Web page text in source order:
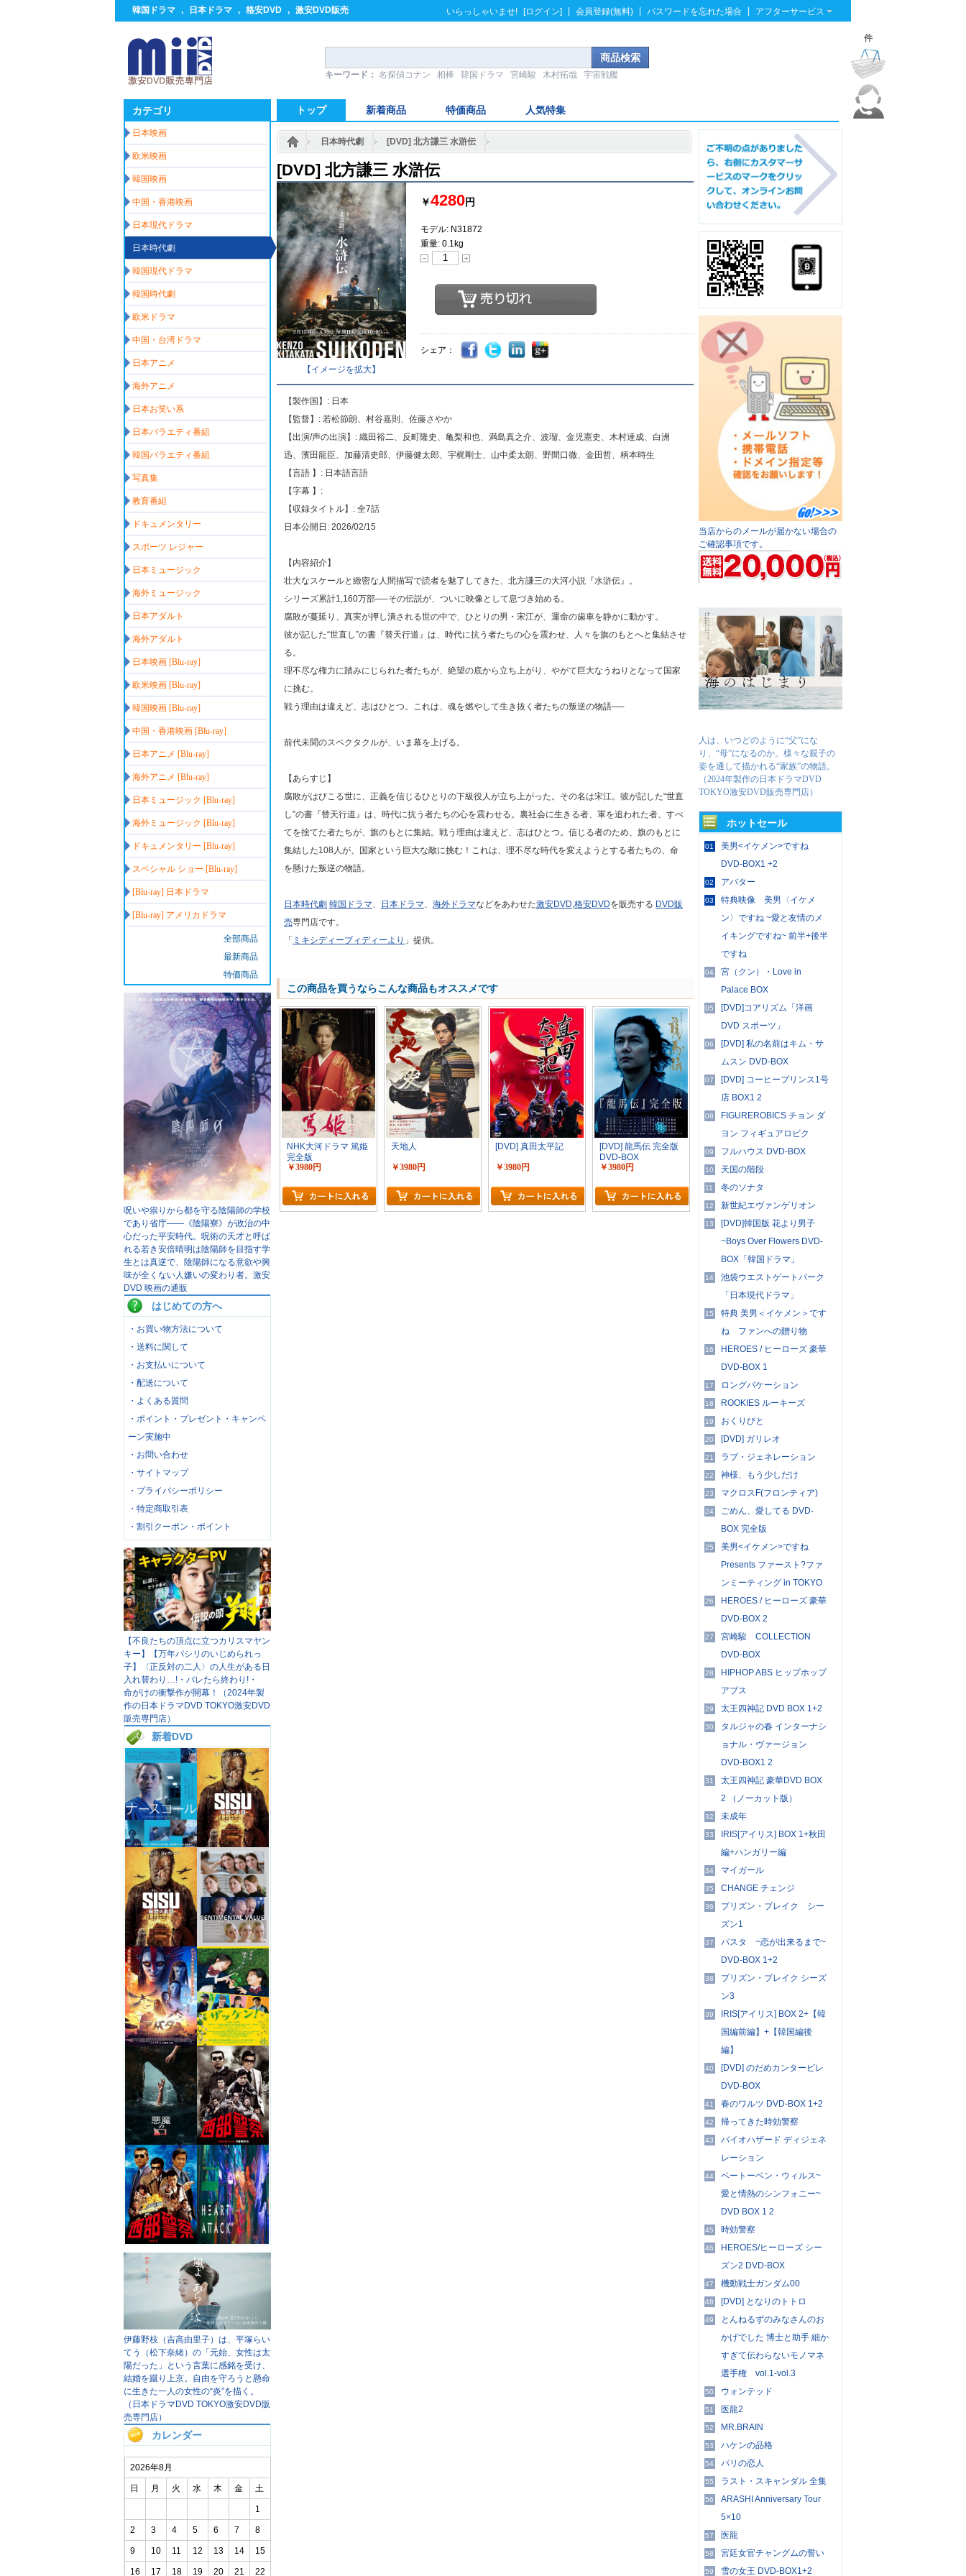
韓国ドラマ , 日本ドラマ , 格安DVD , 激安DVD販売 いらっしゃいませ! [ログイン] 会員登録(無料) パスワードを忘れた場合 アフターサービス
キーワード： 名探偵コナン 相棒 韓国ドラマ 宮崎駿 木村拓哉 宇宙戦艦
カテゴリ トップ 新着商品 特価商品 人気特集
件
日本映画
欧米映画
韓国映画
中国・香港映画
日本現代ドラマ
日本時代劇
韓国現代ドラマ
韓国時代劇
欧米ドラマ
中国・台湾ドラマ
日本アニメ
海外アニメ
日本お笑い系
日本バラエティ番組
韓国バラエティ番組
写真集
教育番組
ドキュメンタリー
スポーツ レジャー
日本ミュージック
海外ミュージック
日本アダルト
海外アダルト
日本映画 [Blu-ray]
欧米映画 [Blu-ray]
韓国映画 [Blu-ray]
中国・香港映画 [Blu-ray]
日本アニメ [Blu-ray]
海外アニメ [Blu-ray]
日本ミュージック [Blu-ray]
海外ミュージック [Blu-ray]
ドキュメンタリー [Blu-ray]
スペシャル ショー [Blu-ray]
[Blu-ray] 日本ドラマ
[Blu-ray] アメリカドラマ
全部商品
最新商品
特価商品
呪いや祟りから都を守る陰陽師の学校
であり省庁――《陰陽寮》が政治の中
心だった平安時代。呪術の天才と呼ば
れる若き安倍晴明は陰陽師を目指す学
生とは真逆で、陰陽師になる意欲や興
味が全くない人嫌いの変わり者。 激安
DVD 映画の通販
はじめての方へ
・お買い物方法について
・送料に関して
・お支払いについて
・配送について
・よくある質問
・ポイント・プレゼント・キャンペ
ーン実施中
・お問い合わせ
・サイトマップ
・プライバシーポリシー
・特定商取引表
・割引クーポン・ポイント
【不良たちの頂点に立つカリスマヤン
キー】【万年パシリのいじめられっ
子】〈正反対の二人〉の人生がある日
入れ替わり…!・バレたら終わり!・
命がけの衝撃作が開幕！（2024年製
作の日本ドラマDVD TOKYO激安DVD
販売専門店）
新着DVD
伊藤野枝（吉高由里子）は、平塚らい
てう（松下奈緒）の「元始、女性は太
陽だった」という言葉に感銘を受け、
結婚を蹴り上京。自由を守ろうと懸命
に生きた一人の女性の“炎”を描く。
（日本ドラマDVD TOKYO激安DVD販
売専門店）
カレンダー
2026年8月
日 月 火 水 木 金 土
1
2 3 4 5 6 7 8
9 10 11 12 13 14 15
16 17 18 19 20 21 22
日本時代劇 [DVD] 北方謙三 水滸伝
[DVD] 北方謙三 水滸伝
【イメージを拡大】
￥4280円
モデル: N31872
重量: 0.1kg
シェア：
【製作国】: 日本
【監督】: 若松節朗、村谷嘉則、佐藤さやか
【出演/声の出演】: 織田裕二、反町隆史、亀梨和也、満島真之介、波瑠、金児憲史、木村達成、白洲
迅、濱田龍臣、加藤清史郎、伊藤健太郎、宇梶剛士、山中柔太朗、野間口徹、金田哲、柄本時生
【言語 】: 日本語言語
【字幕 】:
【収録タイトル】: 全7話
日本公開日: 2026/02/15
【内容紹介】
壮大なスケールと緻密な人間描写で読者を魅了してきた、北方謙三の大河小説『水滸伝』。
シリーズ累計1,160万部──その伝説が、ついに映像として息づき始める。
腐敗が蔓延り、真実が押し潰される世の中で、ひとりの男・宋江が、運命の歯車を静かに動かす。
彼が記した“世直し”の書『替天行道』は、時代に抗う者たちの心を震わせ、人々を旗のもとへと集結させ
る。
理不尽な権力に踏みにじられた者たちが、絶望の底から立ち上がり、やがて巨大なうねりとなって国家
に挑む。
戦う理由は違えど、志はひとつ。これは、魂を燃やして生き抜く者たちの叛逆の物語──
前代未聞のスペクタクルが、いま幕を上げる。
【あらすじ】
腐敗がはびこる世に、正義を信じるひとりの下級役人が立ち上がった。その名は宋江。彼が記した“世直
し”の書『替天行道』は、時代に抗う者たちの心を震わせる。裏社会に生きる者、軍を追われた者、すべ
てを捨てた者たちが、旗のもとに集結。戦う理由は違えど、志はひとつ。信じる者のため、旗のもとに
集結した108人が、国家という巨大な敵に挑む！これは、理不尽な時代を変えようとする者たちの、命
を懸けた叛逆の物語。
日本時代劇 韓国ドラマ、 日本ドラマ、 海外ドラマなどをあわせた激安DVD,格安DVDを販売する DVD販
売専門店です。
「 ミキシディーブィディーより 」提供。
この商品を買うならこんな商品もオススメです
NHK大河ドラマ 篤姫
完全版
￥3980円
天地人
￥3980円
[DVD] 真田太平記
￥3980円
[DVD] 龍馬伝 完全版
DVD-BOX
￥3980円
当店からのメールが届かない場合の
ご確認事項です。
人は、いつどのように“父”にな
り、“母”になるのか。様々な親子の
姿を通して描かれる“家族”の物語。
（2024年製作の日本ドラマDVD
TOKYO激安DVD販売専門店）
ホットセール
01
美男<イケメン>ですね
DVD-BOX1 +2
02 アバター
03
特典映像 美男〈イケメ
ン〉ですね ~愛と友情のメ
イキングですね~ 前半+後半
ですね
04
宮（クン）・Love in
Palace BOX
05
[DVD]コアリズム「洋画
DVD スポーツ」
06
[DVD] 私の名前はキム・サ
ムスン DVD-BOX
07
[DVD] コーヒープリンス1号
店 BOX1 2
08
FIGUREROBICS チョン ダ
ヨン フィギュアロビク
09 フルハウス DVD-BOX
10 天国の階段
11 冬のソナタ
12 新世紀エヴァンゲリオン
13
[DVD]韓国版 花より男子
~Boys Over Flowers DVD-
BOX「韓国ドラマ」
14
池袋ウエストゲートパーク
「日本現代ドラマ」
15
特典 美男＜イケメン＞です
ね ファンへの贈り物
16
HEROES / ヒーローズ 豪華
DVD-BOX 1
17 ロングバケーション
18 ROOKIES ルーキーズ
19 おくりびと
20 [DVD] ガリレオ
21 ラブ・ジェネレーション
22 神様、もう少しだけ
23 マクロスF(フロンティア)
24
ごめん、愛してる DVD-
BOX 完全版
25
美男<イケメン>ですね
Presents ファースト?ファ
ンミーティング in TOKYO
26
HEROES / ヒーローズ 豪華
DVD-BOX 2
27
宮崎駿 COLLECTION
DVD-BOX
28
HIPHOP ABS ヒップホップ
アブス
29 太王四神記 DVD BOX 1+2
30
タルジャの春 インターナシ
ョナル・ヴァージョン
DVD-BOX1 2
31
太王四神記 豪華DVD BOX
2 （ノーカット版）
32 未成年
33
IRIS[アイリス] BOX 1+秋田
編+ハンガリー編
34 マイガール
35 CHANGE チェンジ
36
プリズン・ブレイク シー
ズン1
37
パスタ ~恋が出来るまで~
DVD-BOX 1+2
38
プリズン・ブレイク シーズ
ン3
39
IRIS[アイリス] BOX 2+【韓
国編前編】+【韓国編後
編】
40
[DVD] のだめカンタービレ
DVD-BOX
41 春のワルツ DVD-BOX 1+2
42 帰ってきた時効警察
43
バイオハザード ディジェネ
レーション
44
ベートーベン・ウィルス~
愛と情熱のシンフォニー~
DVD BOX 1 2
45 時効警察
46
HEROES/ヒーローズ シー
ズン2 DVD-BOX
47 機動戦士ガンダム00
48 [DVD] となりのトトロ
49
とんねるずのみなさんのお
かげでした 博士と助手 細か
すぎて伝わらないモノマネ
選手権 vol.1-vol.3
50 ウォンテッド
51 医龍2
52 MR.BRAIN
53 ハケンの品格
54 パリの恋人
55 ラスト・スキャンダル 全集
56
ARASHI Anniversary Tour
5×10
57 医龍
58 宮廷女官チャングムの誓い
59 雪の女王 DVD-BOX1+2